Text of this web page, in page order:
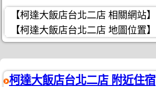
【柯達大飯店台北二店 相關網站】
【柯達大飯店台北二店 地圖位置】
柯達大飯店台北二店 附近住宿